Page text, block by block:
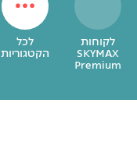
לקוחות
SKYMAX
Premium
לכל
הקטגוריות